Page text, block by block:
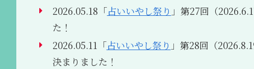
2026.05.18「占いいやし祭り 」第27回（
た！
2026.05.11「占いいやし祭り 」第28回（
決まりました！